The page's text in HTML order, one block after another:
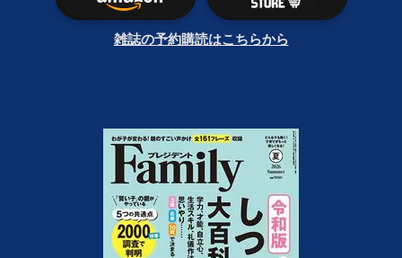
雑誌の予約購読はこちらから